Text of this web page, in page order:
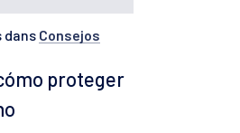
dans Consejos
proteger